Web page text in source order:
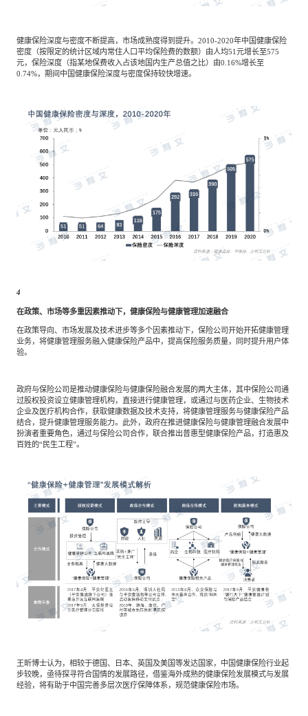
健康保险深度与密度不断提高，市场成熟度得到提升。2010-2020年中国健康保险
密度（按限定的统计区域内常住人口平均保险费的数额）由人均51元增长至575
元，保险深度（指某地保费收入占该地国内生产总值之比）由0.16%增长至
0.74%，期间中国健康保险深度与密度保持较快增速。
4
在政策、市场等多重因素推动下，健康保险与健康管理加速融合
在政策导向、市场发展及技术进步等多个因素推动下，保险公司开始开拓健康管理
业务，将健康管理服务融入健康保险产品中，提高保险服务质量，同时提升用户体
验。
政府与保险公司是推动健康保险与健康保险融合发展的两大主体，其中保险公司通
过股权投资设立健康管理机构，直接进行健康管理，或通过与医药企业、生物技术
企业及医疗机构合作，获取健康数据及技术支持，将健康管理服务与健康保险产品
结合，提升健康管理服务能力。此外，政府在推进健康保险与健康管理融合发展中
扮演者重要角色，通过与保险公司合作，联合推出普惠型健康保险产品，打造惠及
百姓的“民生工程”。
王昕博士认为，相较于德国、日本、英国及美国等发达国家，中国健康保险行业起
步较晚，亟待探寻符合国情的发展路径，借鉴海外成熟的健康保险发展模式与发展
经验，将有助于中国完善多层次医疗保障体系，规范健康保险市场。